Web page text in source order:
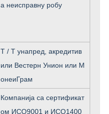
а неисправну робу
Т / Т унапред, акредитив
или Вестерн Унион или М
онеиГрам
Компанија са сертификат
ом ИСО9001 и ИСО1400